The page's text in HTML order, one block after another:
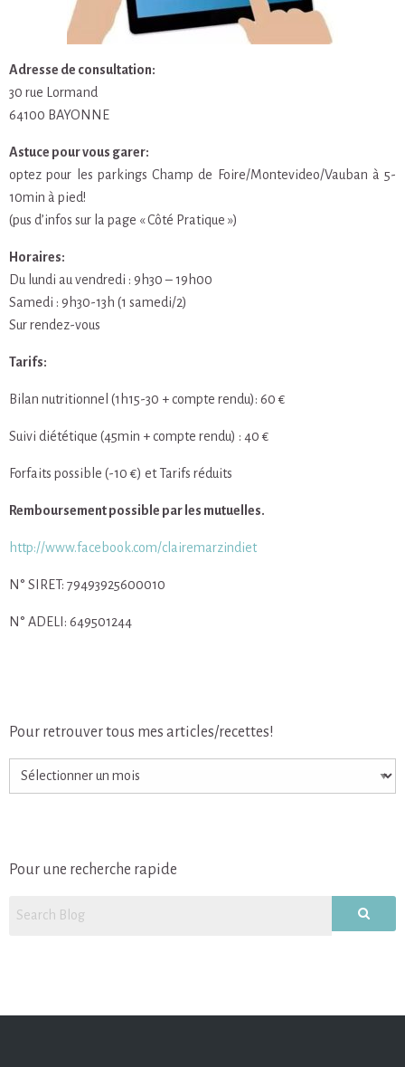
Adresse de consultation:
30 rue Lormand
64100 BAYONNE
Astuce pour vous garer:
optez pour les parkings Champ de Foire/Montevideo/Vauban à 5-
10min à pied!
(pus d’infos sur la page « Côté Pratique »)
Horaires:
Du lundi au vendredi : 9h30 – 19h00
Samedi : 9h30-13h (1 samedi/2)
Sur rendez-vous
Tarifs:
Bilan nutritionnel (1h15-30 + compte rendu): 60 €
Suivi diététique (45min + compte rendu) : 40 €
Forfaits possible (-10 €) et Tarifs réduits
Remboursement possible par les mutuelles.
http://www.facebook.com/clairemarzindiet
N° SIRET: 79493925600010
N° ADELI: 649501244
Pour retrouver tous mes articles/recettes!
Pour
retrouver
Pour une recherche rapide